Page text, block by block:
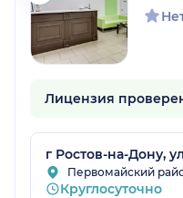
Лицензия
г Ростов-на-Дону,
Первомайский
Круглосуточно